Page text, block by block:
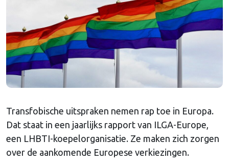
Transfobische uitspraken nemen rap toe in Europa.
Dat staat in een jaarlijks rapport van ILGA-Europe,
een LHBTI-koepelorganisatie. Ze maken zich zorgen
over de aankomende Europese verkiezingen.